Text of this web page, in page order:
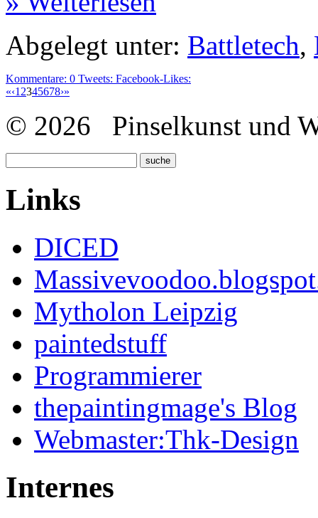
Abgelegt unter: Battletech,
Kommentare: 0 Tweets: Facebook-Likes:
«‹1 2345678›»
© 2026 Pinselkunst und
Links
DICED
Mytholon Leipzig
paintedstuff
Programmierer
thepaintingmage's Blog
Webmaster:Thk-Design
Internes